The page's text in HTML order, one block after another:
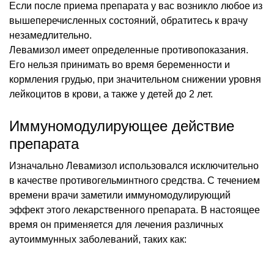
Если после приема препарата у вас возникло любое из
вышеперечисленных состояний, обратитесь к врачу
незамедлительно.
Левамизол имеет определенные противопоказания.
Его нельзя принимать во время беременности и
кормления грудью, при значительном снижении уровня
лейкоцитов в крови, а также у детей до 2 лет.
Иммуномодулирующее действие
препарата
Изначально Левамизол использовался исключительно
в качестве противогельминтного средства. С течением
времени врачи заметили иммуномодулирующий
эффект этого лекарственного препарата. В настоящее
время он применяется для лечения различных
аутоиммунных заболеваний, таких как: